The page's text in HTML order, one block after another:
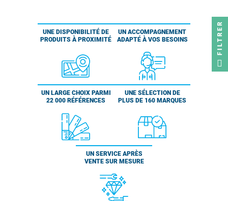
UNE DISPONIBILITÉ DE
PRODUITS À PROXIMITÉ
UN ACCOMPAGNEMENT
ADAPTÉ À VOS BESOINS
UN LARGE CHOIX PARMI
22 000 RÉFÉRENCES
UNE SÉLECTION DE
PLUS DE 160 MARQUES
UN SERVICE APRÈS
VENTE SUR MESURE
FILTRER